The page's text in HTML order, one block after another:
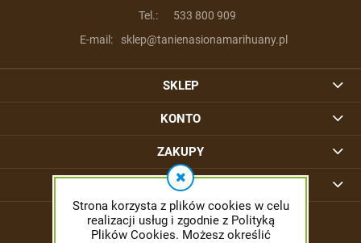
Strona korzysta z plików cookies w celu
realizacji usług i zgodnie z Polityką
Plików Cookies. Możesz określić
Tel.:
533 800 909
E-mail:
sklep@tanienasionamarihuany.pl
SKLEP
KONTO
ZAKUPY
INFORMACJE